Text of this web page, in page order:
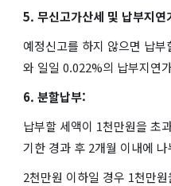
5. 무신고가산세 및 납부지연
예정신고를 하지 않으면 납
와 일일 0.022%의 납부지연
6. 분할납부:
납부할 세액이 1천만원을 초
기한 경과 후 2개월 이내에
2천만원 이하일 경우 1천만